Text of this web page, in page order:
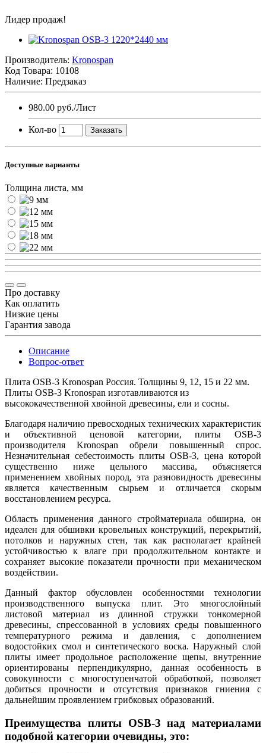
Лидер продаж!
Производитель: Kronospan
Код Товара: 10108
Наличие: Предзаказ
980.00 руб./Лист
Кол-во Заказать
Доступные варианты
Толщина листа, мм
Про доставку
Как оплатить
Низкие цены
Гарантия завода
Описание
Вопрос-ответ
Плита OSB-3 Kronospan Россия. Толщины 9, 12, 15 и 22 мм.
Плиты OSB-3 Kronospan изготавливаются из
высококачественной хвойной древесины, ели и сосны.
Благодаря наличию превосходных технических характеристик
и объективной ценовой категории, плиты OSB-3
производителя Kronospan обрели повышенный спрос.
Незначительная себестоимость плиты OSB-3, цена которой
существенно ниже цельного массива, объясняется
применением хвойных пород, эта разновидность древесины
является качественным сырьем и отличается скорым
восстановлением ресурса.
Область применения данного стройматериала обширна, он
идеален для обшивки кровельных конструкций, перекрытий,
потолков и наружных стен, так как располагает крайней
устойчивостью к влаге при продолжительном контакте и
сохраняет высокие показатели прочности при механическом
воздействии.
Данный фактор обусловлен особенностями технологии
производственного выпуска плит. Это многослойный
листовой материал из длинной стружки тонкомерной
древесины, спрессованной в условиях среды повышенного
температурного режима и давления, с дополнением
водостойких смол и синтетического воска. Наружный слой
плиты имеет продольное расположение щепы, внутренние
ориентированы перпендикулярно, данная особенность в
совокупности с многоступенчатой обработкой, позволяет
добиться прочности и отсутствия признаков гниения с
дальнейшим проявлением грибковых образований.
Преимущества плиты OSB-3 над материалами
подобной категории очевидны, это: